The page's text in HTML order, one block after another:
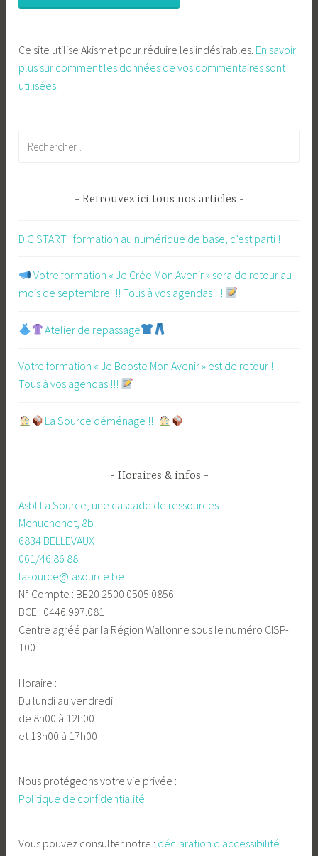
Ce site utilise Akismet pour réduire les indésirables. En savoir
plus sur comment les données de vos commentaires sont
utilisées
Retrouvez ici tous nos articles
DIGISTART : formation au numérique de base, c’est parti !
​ Votre formation « Je Crée Mon Avenir » sera de retour au
mois de septembre !!! Tous à vos agendas !!!
Atelier de repassage​
Votre formation « Je Booste Mon Avenir » est de retour !!!
Tous à vos agendas !!!
​La Source déménage !!!
Horaires & infos
Asbl La Source, une cascade de ressources
Menuchenet, 8b
6834 BELLEVAUX
061/46 86 88
lasource@lasource.be
N° Compte : BE20 2500 0505 0856
BCE : 0446.997.081
Centre agréé par la Région Wallonne sous le numéro CISP-
100
Horaire :
Du lundi au vendredi :
de 8h00 à 12h00
et 13h00 à 17h00
Nous protégeons votre vie privée :
Politique de confidentialité
Vous pouvez consulter notre : déclaration d'accessibilité